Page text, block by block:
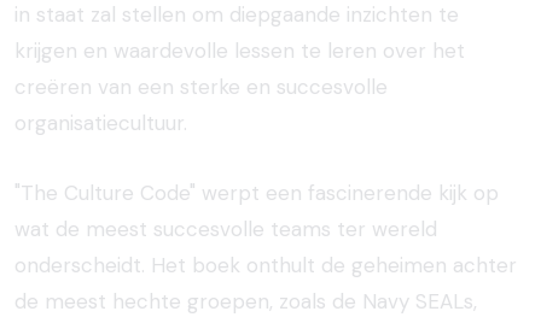
in staat zal stellen om diepgaande inzichten te
krijgen en waardevolle lessen te leren over het
creëren van een sterke en succesvolle
organisatiecultuur.
"The Culture Code" werpt een fascinerende kijk op
wat de meest succesvolle teams ter wereld
onderscheidt. Het boek onthult de geheimen achter
de meest hechte groepen, zoals de Navy SEALs,